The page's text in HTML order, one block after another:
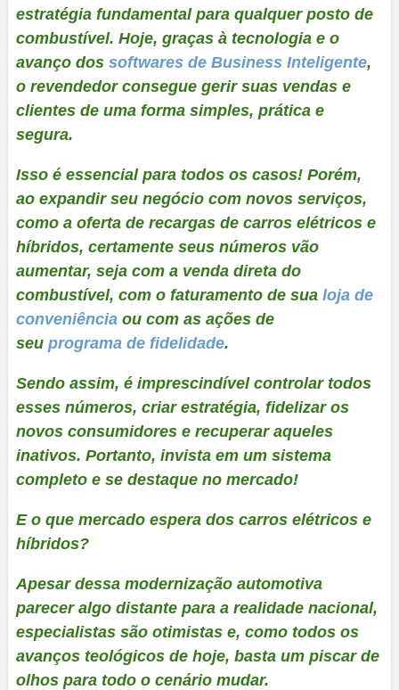
estratégia fundamental para qualquer posto de
combustível. Hoje, graças à tecnologia e o
avanço dos softwares de Business Inteligente,
o revendedor consegue gerir suas vendas e
clientes de uma forma simples, prática e
segura.
Isso é essencial para todos os casos! Porém,
ao expandir seu negócio com novos serviços,
como a oferta de recargas de carros elétricos e
híbridos, certamente seus números vão
aumentar, seja com a venda direta do
combustível, com o faturamento de sua loja de
conveniênciaou com as ações de
seu programa de fidelidade.
Sendo assim, é imprescindível controlar todos
esses números, criar estratégia, fidelizar os
novos consumidores e recuperar aqueles
inativos. Portanto, invista em um sistema
completo e se destaque no mercado!
E o que mercado espera dos carros elétricos e
híbridos?
Apesar dessa modernização automotiva
parecer algo distante para a realidade nacional,
especialistas são otimistas e, como todos os
avanços teológicos de hoje, basta um piscar de
olhos para todo o cenário mudar.